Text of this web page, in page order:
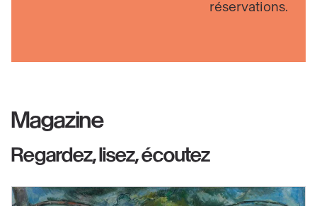
réservations.
Magazine
Regardez, lisez, écoutez